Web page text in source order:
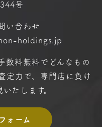
号
い合わせ
holdings.jp
数料無料で どんなもの
定力で、専門店に 負け
たします。
ォーム